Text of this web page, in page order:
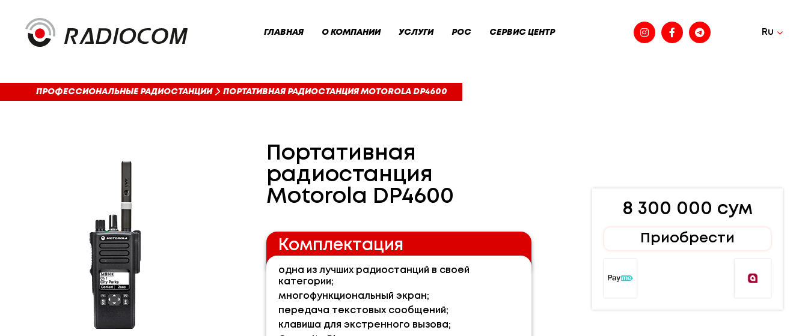
ГЛАВНАЯ О КОМПАНИИ УСЛУГИ РОС СЕРВИС ЦЕНТР Ru
ПРОФЕССИОНАЛЬНЫЕ РАДИОСТАНЦИИ ПОРТАТИВНАЯ РАДИОСТАНЦИЯ MOTOROLA DP4600
Портативная
радиостанция
Motorola DP4600
Комплектация
одна из лучших радиостанций в своей
категории;
многофункциональный экран;
передача текстовых сообщений;
клавиша для экстренного вызова;
8 300 000 сум
Приобрести